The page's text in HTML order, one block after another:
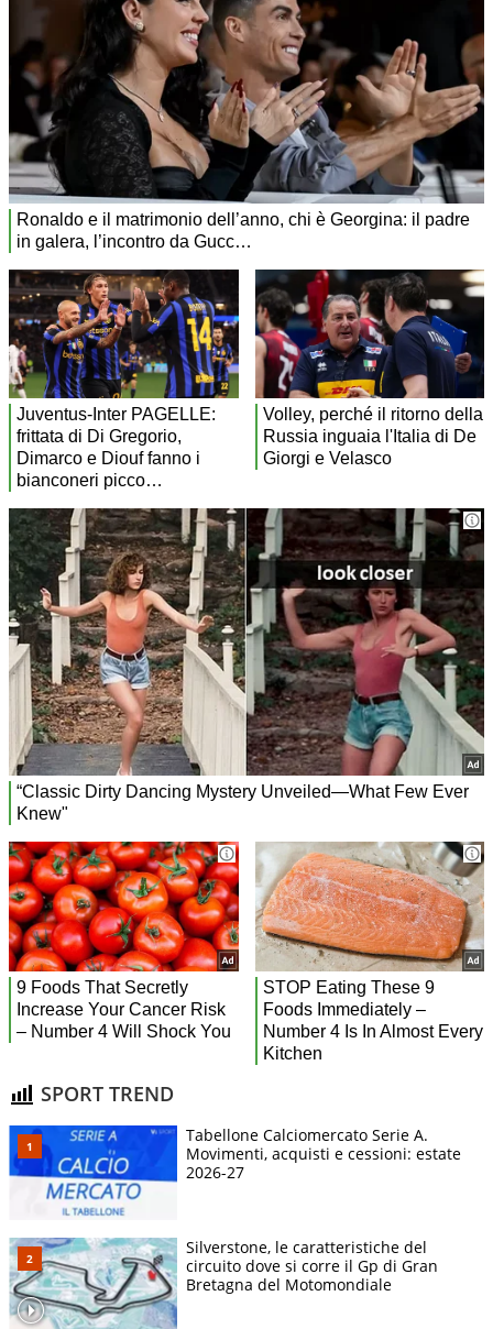
SPORT TREND
Tabellone Calciomercato Serie A.
Movimenti, acquisti e cessioni: estate
2026-27
Silverstone, le caratteristiche del
circuito dove si corre il Gp di Gran
Bretagna del Motomondiale